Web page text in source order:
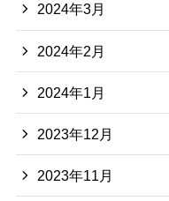
2024年3月
2024年2月
2024年1月
2023年12月
2023年11月